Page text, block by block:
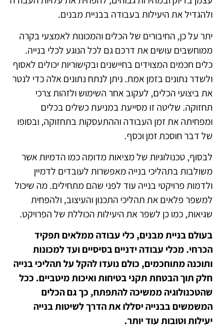
את היעילות בעבודה בבניית מבנים.
על כן, החיבורים של הכלים והמכונות לאמצעי בקרה
עושים את דרכם גם לכל הנוגע לכלי בנייה.
חכמים המצוידים בחיישנים ובקישוריות יכולים לאסוף
נתונים בזמן אמת. ניתן לנתח נתונים אלה כדי לנטר
ביצועי הכלים, לעקוב אחר השימוש ולזהות צרכי
שליטה זו מסייעת במניעת כשלים בכלים
את זמן העבודה וההתעסקות בתחזוקה, ובסופו
דבר חוסכת זמן וכסף.
טכנולוגיות של מציאות מדומה כמו הדמיות אשר
בתהליכי בנייה מאפשרות לעובדים לדמיין
פרויקטי בנייה עוד לפני שהם מתחילים. מה שיכול
פלאים את תהליכי התכנון והעיצוב, ולהפחית
כמו כן לשפר את היעילות הכוללת של הפרויקט.
בניית מבנים, כלי עבודה ממלאים תפקיד
מכלי עבודה ידניים בסיסיים ועד למכונות
מתוחכמים, כולם נועדו להקל על תהליכי בנייה
תוך הבטחת תקני בטיחות ואיכות מיטביים. ככל
ממשיכה להתפתח, כך גם הכלים
בבנייה יסללו את הדרך לשיטות בנייה
וטובות עוד יותר.